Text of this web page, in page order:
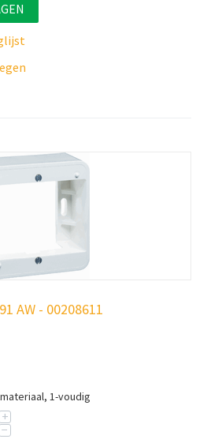
AW - 00208611
1-voudig
+
−